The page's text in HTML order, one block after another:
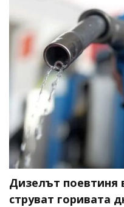
Дизелът поевтиня
струват горивата